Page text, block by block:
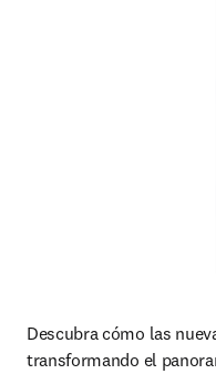
Descubra cómo las
transformando el